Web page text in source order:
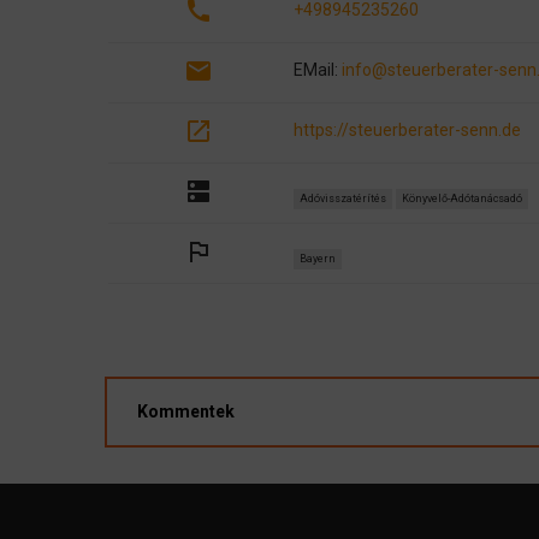
call +498945235260
email EMail: info@steuerberater-
open_in_new https://steuerberater-senn.de
dns Adóvisszatérítés Könyvelő-Adótanácsadó
outlined_flag Bayern
Kommentek